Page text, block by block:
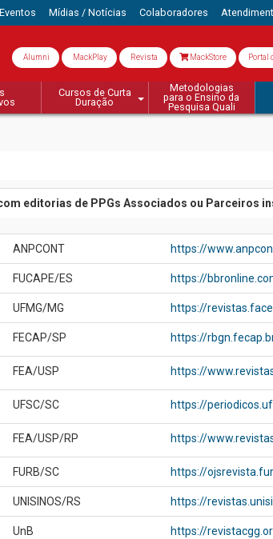
Eventos Mídias / Notícias Colaboradores
Alumni MackPlay Revista MackStore Portal
Cursos de Curta
Duração
Metodologias
para o Ensino da
Pesquisa Quali
editorias de PPGs Associados ou Parceiros
ANPCONT https://
FUCAPE/ES https://
UFMG/MG https://
FECAP/SP https://
FEA/USP https://
UFSC/SC https://
FEA/USP/RP https://
FURB/SC https://
UNISINOS/RS https://
UnB https://